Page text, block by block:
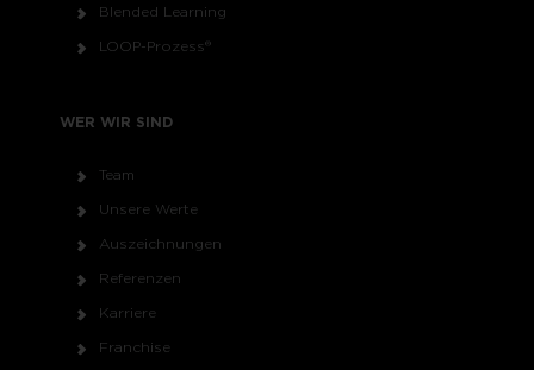
Blended Learning
LOOP-Prozess®
WER WIR SIND
Team
Unsere Werte
Auszeichnungen
Referenzen
Karriere
Franchise